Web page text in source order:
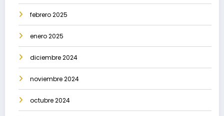
febrero 2025
enero 2025
diciembre 2024
noviembre 2024
octubre 2024